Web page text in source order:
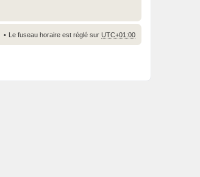
Le fuseau horaire est réglé sur UTC+01:00